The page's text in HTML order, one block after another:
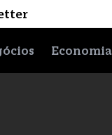
Economia